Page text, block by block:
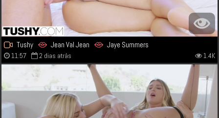
Tushy Jean Val Jean Jaye Summers
11:57 2 dias atrás 1.4K